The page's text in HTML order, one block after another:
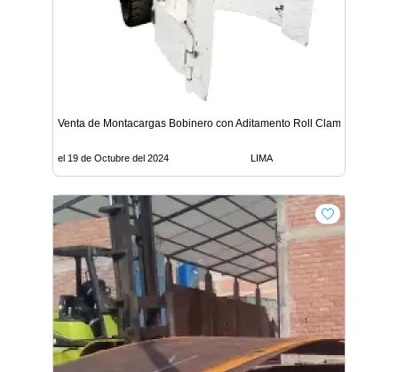
Venta de Montacargas Bobinero con Aditamento Roll Clamp - Lima
el 19 de Octubre del 2024 LIMA